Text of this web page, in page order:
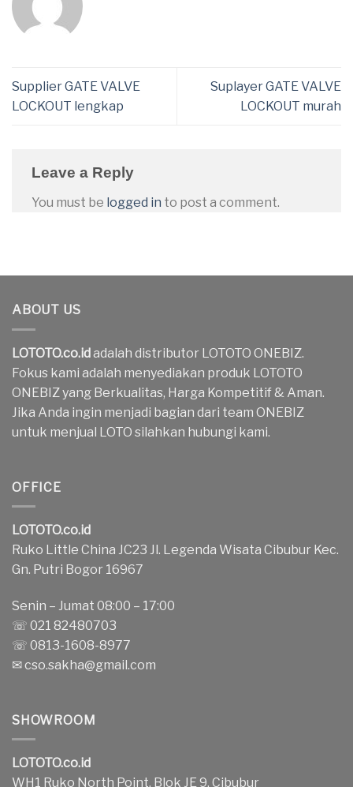
Supplier GATE VALVE
LOCKOUT lengkap
Suplayer GATE VALVE
LOCKOUT murah
Leave a Reply
You must be logged in to post a comment.
ABOUT US
LOTOTO.co.idadalah distributor LOTOTO ONEBIZ.
Fokus kami adalah menyediakan produk LOTOTO
ONEBIZ yang Berkualitas, Harga Kompetitif & Aman.
Jika Anda ingin menjadi bagian dari team ONEBIZ
untuk menjual LOTO silahkan hubungi kami.
OFFICE
LOTOTO.co.id
Ruko Little China JC23 Jl. Legenda Wisata Cibubur Kec.
Gn. Putri Bogor 16967
Senin – Jumat 08:00 – 17:00
☏ 021 82480703
☏ 0813-1608-8977
✉cso.sakha@gmail.com
SHOWROOM
LOTOTO.co.id
WH1 Ruko North Point, Blok JE 9, Cibubur